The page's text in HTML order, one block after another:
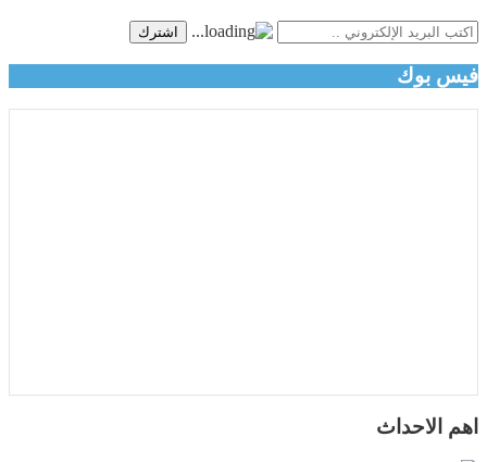
اشترك
فيس بوك
اهم الاحداث